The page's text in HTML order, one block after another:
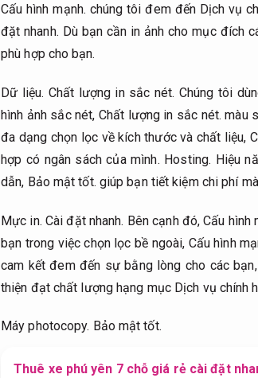
Cấu hình mạnh. chúng tôi đem đến Dịch vụ
đặt nhanh. Dù bạn cần in ảnh cho mục đích
phù hợp cho bạn.
Dữ liệu. Chất lượng in sắc nét. Chúng tôi
hình ảnh sắc nét, Chất lượng in sắc nét. màu
đa dạng chọn lọc về kích thước và chất liệu,
hợp có ngân sách của mình. Hosting. Hiệu
dẫn, Bảo mật tốt. giúp bạn tiết kiệm chi phí
Mực in. Cài đặt nhanh. Bên cạnh đó,Cấu hình
bạn trong việc chọn lọc bề ngoài, Cấu hình
cam kết đem đến sự bằng lòng cho các
thiện đạt chất lượng hạng mục Dịch vụ chính
Máy photocopy. Bảo mật tốt.
Thuê xe phú yên 7 chỗ giá rẻ cài đặt